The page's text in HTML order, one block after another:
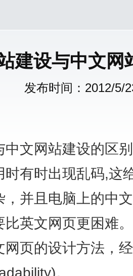
建设与中文网
发布时间：2012/5/
中文网站建设的区
时有时出现乱码,这
，并且电脑上的中
比英文网页更困难
网页的设计方法，
。